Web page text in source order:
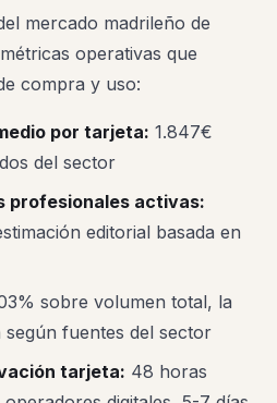
mercado madrileño de
operativas que
compra y uso:
por tarjeta: 1.847€
del sector
profesionales activas:
editorial basada en
sobre volumen total, la
según fuentes del sector
tarjeta: 48 horas